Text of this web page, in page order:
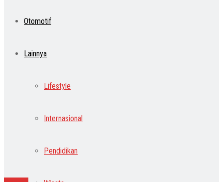
Otomotif
Lainnya
Lifestyle
Internasional
Pendidikan